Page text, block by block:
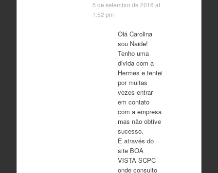
5 de setembro de 2016 at
1:52 pm
Olá Carolina
sou Naide!
Tenho uma
divida com a
Hermes e tentei
por muitas
vezes entrar
em contato
com a empresa
mas não obtive
sucesso.
E através do
site BOA
VISTA SCPC
onde consulto